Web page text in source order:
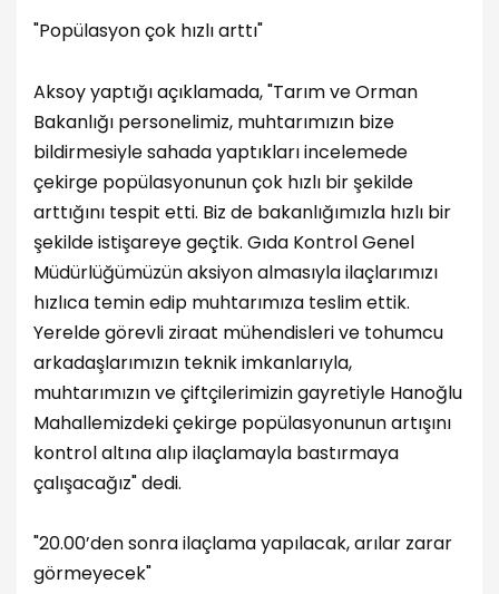
"Popülasyon çok hızlı arttı"
Aksoy yaptığı açıklamada, "Tarım ve Orman
Bakanlığı personelimiz, muhtarımızın bize
bildirmesiyle sahada yaptıkları incelemede
çekirge popülasyonunun çok hızlı bir şekilde
arttığını tespit etti. Biz de bakanlığımızla hızlı bir
şekilde istişareye geçtik. Gıda Kontrol Genel
Müdürlüğümüzün aksiyon almasıyla ilaçlarımızı
hızlıca temin edip muhtarımıza teslim ettik.
Yerelde görevli ziraat mühendisleri ve tohumcu
arkadaşlarımızın teknik imkanlarıyla,
muhtarımızın ve çiftçilerimizin gayretiyle Hanoğlu
Mahallemizdeki çekirge popülasyonunun artışını
kontrol altına alıp ilaçlamayla bastırmaya
çalışacağız" dedi.
"20.00’den sonra ilaçlama yapılacak, arılar zarar
görmeyecek"